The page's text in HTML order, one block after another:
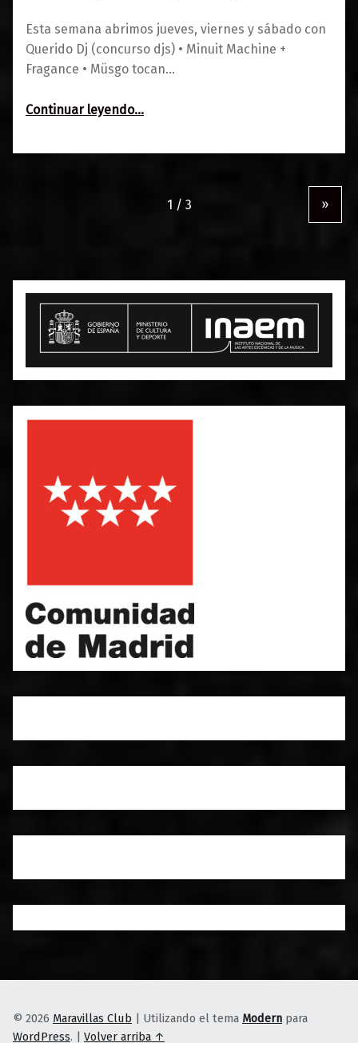
Esta semana abrimos jueves, viernes y sábado con
Querido Dj (concurso djs) • Minuit Machine +
Fragance • Müsgo tocan…
Continuar leyendo“Agenda del 3 al 5 de octubre: Synth pop internacional, concurso de djs, homenaje a Abbey Road y más”
…
»
© 2026 Maravillas Club | Utilizando el tema Modern para
WordPress. | Volver arriba ↑